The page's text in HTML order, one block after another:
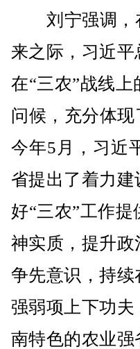
刘宁强调，在
来之际，习近
在“三农”战线
问候，充分体
今年5月，习近
省提出了着力
好“三农”工作
神实质，提升
争先意识，持
强弱项上下功
南特色的农业